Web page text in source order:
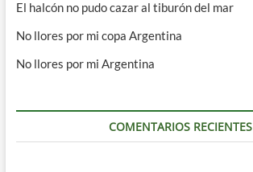
El halcón no pudo cazar al tiburón del mar
No llores por mi copa Argentina
No llores por mi Argentina
COMENTARIOS RECIENTES